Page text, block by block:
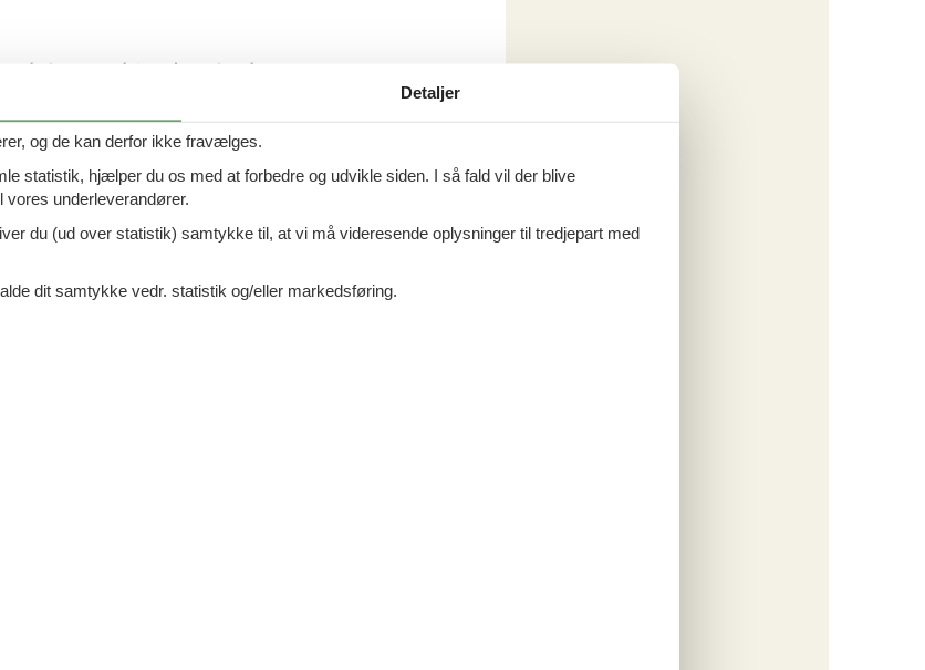
ved Juelsminde
i Juelsminde
i Juelsminde
Detaljer
og de kan derfor ikke fravælges.
statistik, hjælper du os med at forbedre og udvikle siden. I så fald vil der blive
underleverandører.
du (ud over statistik) samtykke til, at vi må videresende oplysninger til tredjepart med
dit samtykke vedr. statistik og/eller markedsføring.